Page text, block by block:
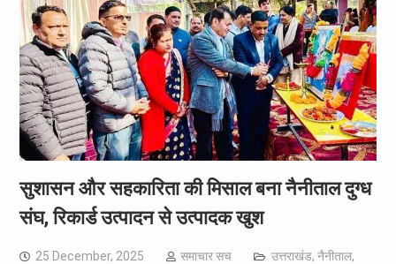
सुशासन और सहकारिता की मिसाल बना नैनीताल दुग्ध
संघ, रिकार्ड उत्पादन से उत्पादक खुश
25 December, 2025 समाचार सच उत्तराखंड, नैनीताल,